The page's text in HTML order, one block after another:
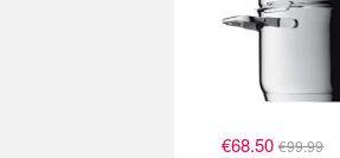
€68.50 €99.99